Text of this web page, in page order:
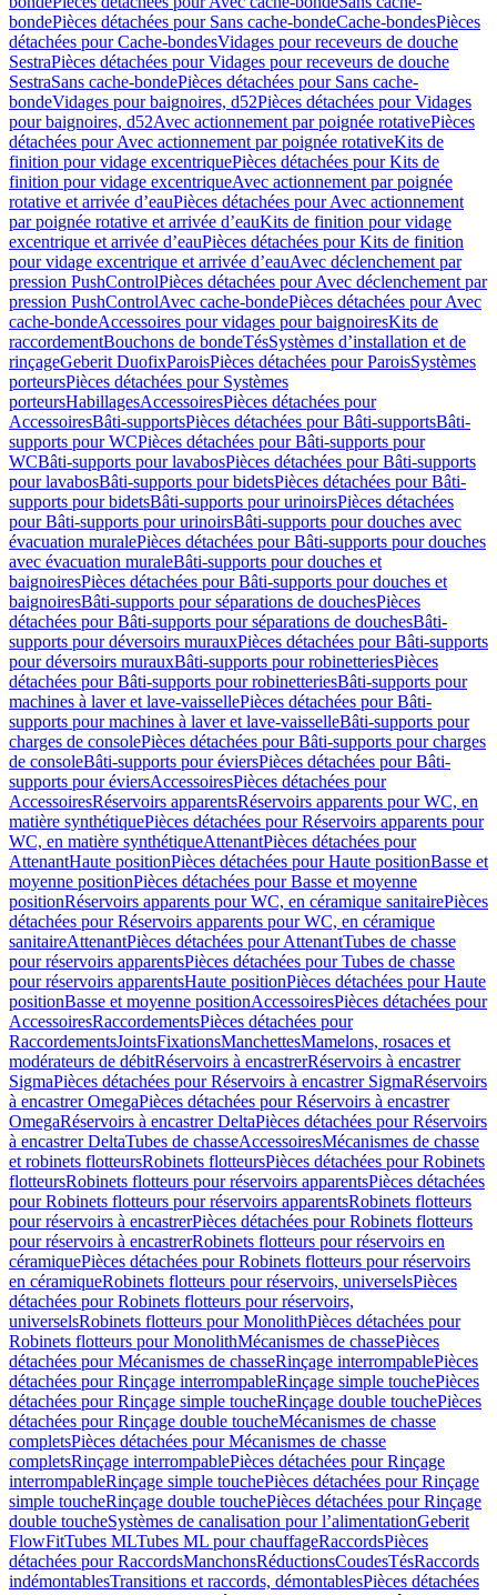
bondePièces détachées pour Sans cache-bondeCache-bondesPièces
détachées pour Cache-bondesVidages pour receveurs de douche
SestraPièces détachées pour Vidages pour receveurs de douche
SestraSans cache-bondePièces détachées pour Sans cache-
bondeVidages pour baignoires, d52Pièces détachées pour Vidages
pour baignoires, d52Avec actionnement par poignée rotativePièces
détachées pour Avec actionnement par poignée rotativeKits de
finition pour vidage excentriquePièces détachées pour Kits de
finition pour vidage excentriqueAvec actionnement par poignée
rotative et arrivée d’eauPièces détachées pour Avec actionnement
par poignée rotative et arrivée d’eauKits de finition pour vidage
excentrique et arrivée d’eauPièces détachées pour Kits de finition
pour vidage excentrique et arrivée d’eauAvec déclenchement par
pression PushControlPièces détachées pour Avec déclenchement par
pression PushControlAvec cache-bondePièces détachées pour Avec
cache-bondeAccessoires pour vidages pour baignoiresKits de
raccordementBouchons de bondeTésSystèmes d’installation et de
rinçageGeberit DuofixParoisPièces détachées pour ParoisSystèmes
porteursPièces détachées pour Systèmes
porteursHabillagesAccessoiresPièces détachées pour
AccessoiresBâti-supportsPièces détachées pour Bâti-supportsBâti-
supports pour WCPièces détachées pour Bâti-supports pour
WCBâti-supports pour lavabosPièces détachées pour Bâti-supports
pour lavabosBâti-supports pour bidetsPièces détachées pour Bâti-
supports pour bidetsBâti-supports pour urinoirsPièces détachées
pour Bâti-supports pour urinoirsBâti-supports pour douches avec
évacuation muralePièces détachées pour Bâti-supports pour douches
avec évacuation muraleBâti-supports pour douches et
baignoiresPièces détachées pour Bâti-supports pour douches et
baignoiresBâti-supports pour séparations de douchesPièces
détachées pour Bâti-supports pour séparations de douchesBâti-
supports pour déversoirs murauxPièces détachées pour Bâti-supports
pour déversoirs murauxBâti-supports pour robinetteriesPièces
détachées pour Bâti-supports pour robinetteriesBâti-supports pour
machines à laver et lave-vaissellePièces détachées pour Bâti-
supports pour machines à laver et lave-vaisselleBâti-supports pour
charges de consolePièces détachées pour Bâti-supports pour charges
de consoleBâti-supports pour éviersPièces détachées pour Bâti-
supports pour éviersAccessoiresPièces détachées pour
AccessoiresRéservoirs apparentsRéservoirs apparents pour WC, en
matière synthétiquePièces détachées pour Réservoirs apparents pour
WC, en matière synthétiqueAttenantPièces détachées pour
AttenantHaute positionPièces détachées pour Haute positionBasse et
moyenne positionPièces détachées pour Basse et moyenne
positionRéservoirs apparents pour WC, en céramique sanitairePièces
détachées pour Réservoirs apparents pour WC, en céramique
sanitaireAttenantPièces détachées pour AttenantTubes de chasse
pour réservoirs apparentsPièces détachées pour Tubes de chasse
pour réservoirs apparentsHaute positionPièces détachées pour Haute
positionBasse et moyenne positionAccessoiresPièces détachées pour
AccessoiresRaccordementsPièces détachées pour
RaccordementsJointsFixationsManchettesMamelons, rosaces et
modérateurs de débitRéservoirs à encastrerRéservoirs à encastrer
SigmaPièces détachées pour Réservoirs à encastrer SigmaRéservoirs
à encastrer OmegaPièces détachées pour Réservoirs à encastrer
OmegaRéservoirs à encastrer DeltaPièces détachées pour Réservoirs
à encastrer DeltaTubes de chasseAccessoiresMécanismes de chasse
et robinets flotteursRobinets flotteursPièces détachées pour Robinets
flotteursRobinets flotteurs pour réservoirs apparentsPièces détachées
pour Robinets flotteurs pour réservoirs apparentsRobinets flotteurs
pour réservoirs à encastrerPièces détachées pour Robinets flotteurs
pour réservoirs à encastrerRobinets flotteurs pour réservoirs en
céramiquePièces détachées pour Robinets flotteurs pour réservoirs
en céramiqueRobinets flotteurs pour réservoirs, universelsPièces
détachées pour Robinets flotteurs pour réservoirs,
universelsRobinets flotteurs pour MonolithPièces détachées pour
Robinets flotteurs pour MonolithMécanismes de chassePièces
détachées pour Mécanismes de chasseRinçage interrompablePièces
détachées pour Rinçage interrompableRinçage simple touchePièces
détachées pour Rinçage simple toucheRinçage double touchePièces
détachées pour Rinçage double toucheMécanismes de chasse
completsPièces détachées pour Mécanismes de chasse
completsRinçage interrompablePièces détachées pour Rinçage
interrompableRinçage simple touchePièces détachées pour Rinçage
simple toucheRinçage double touchePièces détachées pour Rinçage
double toucheSystèmes de canalisation pour l’alimentationGeberit
FlowFitTubes MLTubes ML pour chauffageRaccordsPièces
détachées pour RaccordsManchonsRéductionsCoudesTésRaccords
indémontablesTransitions et raccords, démontablesPièces détachées